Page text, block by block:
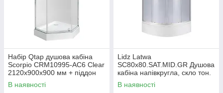
Набір Qtap душова кабіна
Scorpio CRM10995-AC6 Clear
2120x900x900 мм + піддон
Diamond 309912 90x90x12 см
В наявності
Lidz Latwa
SC80x80.SAT.MID.GR Душова
кабіна напівкругла, скло тон.
4 мм + Lidz Душовий піддон
KAPIELKA
В наявності